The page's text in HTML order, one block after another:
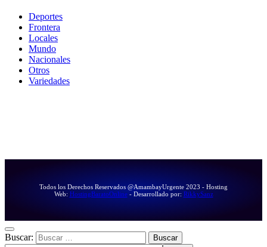
Deportes
Frontera
Locales
Mundo
Nacionales
Otros
Variedades
Todos los Derechos Reservados @AmambayUrgente 2023 - Hosting
Web: HostingBaratoOnline- Desarrollado por: RikkySanz
Buscar: